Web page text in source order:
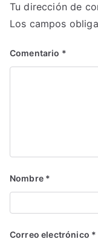
Tu dirección de
Los campos
Comentario *
Nombre *
Correo electrónico *